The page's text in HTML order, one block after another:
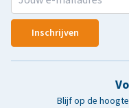
Inschrijven
Blijf op de